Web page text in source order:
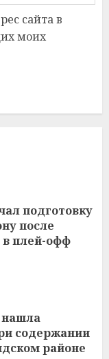
сайта в
моих
подготовку
после
плей-офф
нашла
содержании
районе